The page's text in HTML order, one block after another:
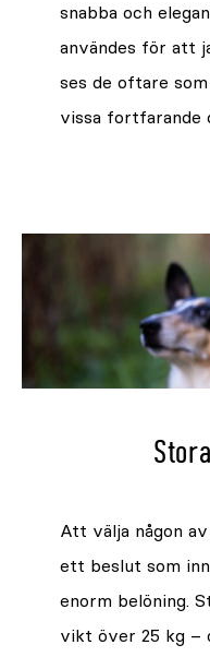
snabba och
användes för att
ses de oftare
vissa fortfarande
Att välja någon
ett beslut som
enorm belöning.
vikt över 25 kg –